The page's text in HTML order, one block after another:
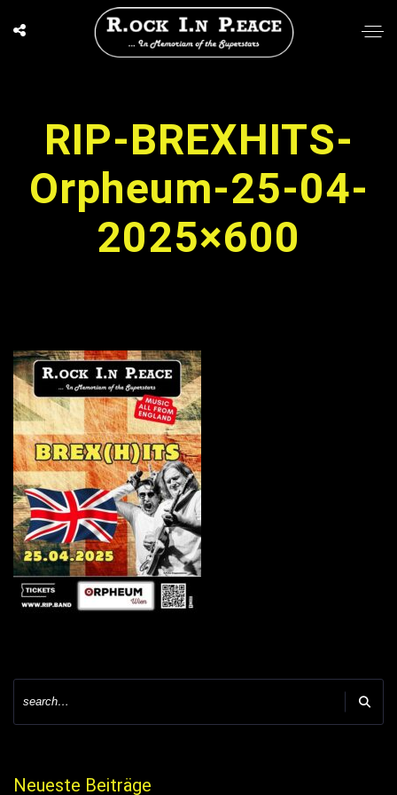
RIP-BREXHITS-
Orpheum-25-04-
2025×600
Neueste Beiträge